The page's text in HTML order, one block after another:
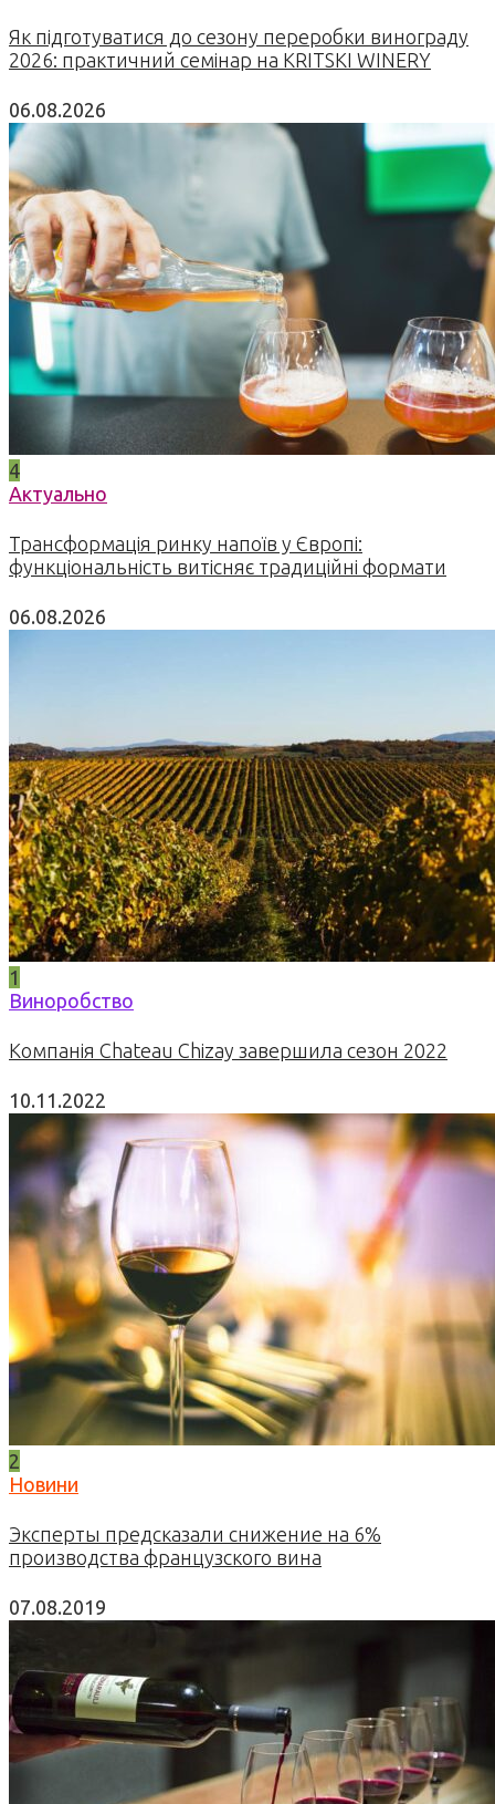
Як підготуватися до сезону переробки винограду
2026: практичний семінар на KRITSKI WINERY
06.08.2026
4
Актуально
Трансформація ринку напоїв у Європі:
функціональність витісняє традиційні формати
06.08.2026
1
Виноробство
Компанія Chateau Chizay завершила сезон 2022
10.11.2022
2
Новини
Эксперты предсказали снижение на 6%
производства французского вина
07.08.2019